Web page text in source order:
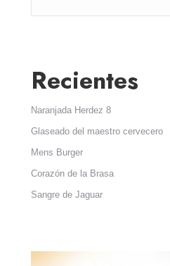
Recientes
Naranjada Herdez 8
Glaseado del maestro cervecero
Mens Burger
Corazón de la Brasa
Sangre de Jaguar